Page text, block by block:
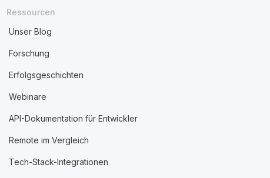
Ressourcen
Unser Blog
Forschung
Erfolgsgeschichten
Webinare
API-Dokumentation für Entwickler
Remote im Vergleich
Tech-Stack-Integrationen